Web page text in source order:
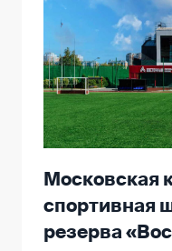
Московская
спортивная
резерва